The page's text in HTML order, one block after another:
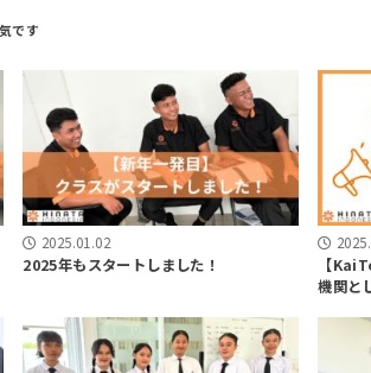
2025.01.02
2025年もスタートしました！
【
機関と